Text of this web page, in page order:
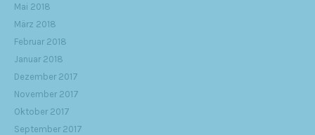
Mai 2018
März 2018
Februar 2018
Januar 2018
Dezember 2017
November 2017
Oktober 2017
September 2017